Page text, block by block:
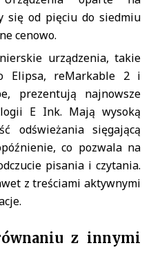
się od pięciu do siedmiu
cenowo.
urządzenia, takie
Elipsa, reMarkable 2 i
prezentują najnowsze
E Ink. Mają wysoką
odświeżania sięgającą
co pozwala na
pisania i czytania.
z treściami aktywnymi
z innymi